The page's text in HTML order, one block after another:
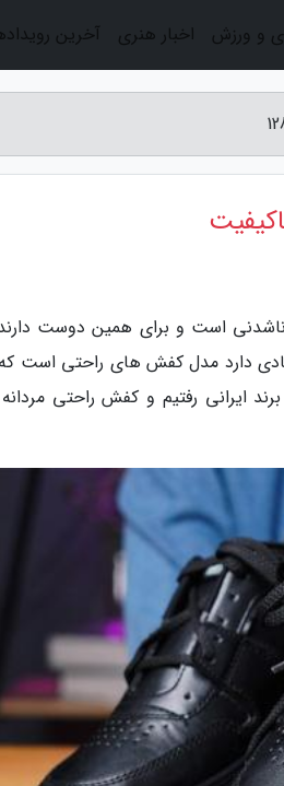
مهار ناشدنی است و برای همین دوست
دارد مدل کفش های راحتی است
ایرانی رفتیم و کفش راحتی
و ورزش اخبار هنری آخرین